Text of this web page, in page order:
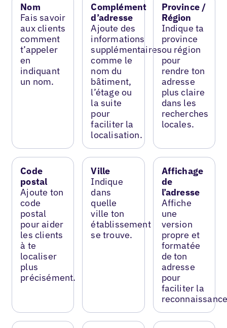
Nom
Fais savoir
aux clients
comment
t’appeler
en
indiquant
un nom.
Complément
d’adresse
Ajoute des
informations
supplémentaires
comme le
nom du
bâtiment,
l’étage ou
la suite
pour
faciliter la
localisation.
Province /
Région
Indique ta
province
ou région
pour
rendre ton
adresse
plus claire
dans les
recherches
locales.
Code
postal
Ajoute ton
code
postal
pour aider
les clients
à te
localiser
plus
précisément.
Ville
Indique
dans
quelle
ville ton
établissement
se trouve.
Affichage
de
l’adresse
Affiche
une
version
propre et
formatée
de ton
adresse
pour
faciliter la